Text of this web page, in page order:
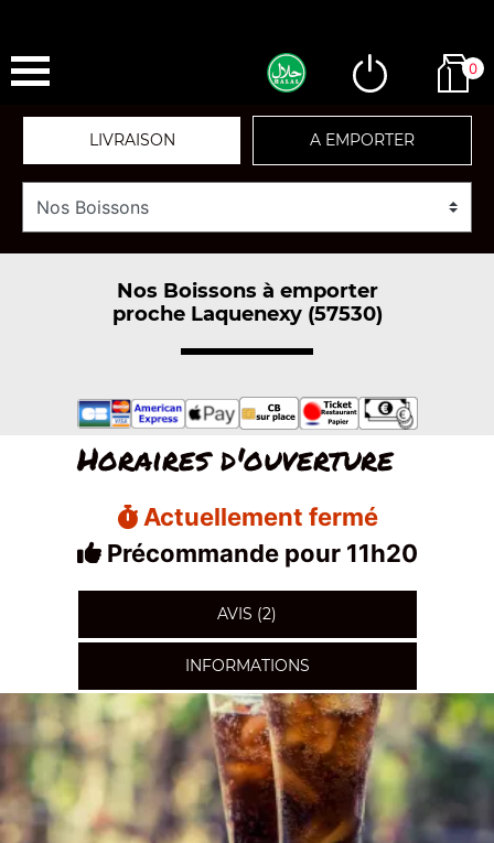
0
LIVRAISON A EMPORTER
Nos Boissons à emporter
proche Laquenexy (57530)
Horaires d'ouverture
Actuellement fermé
Précommande pour 11h20
AVIS (2)
INFORMATIONS